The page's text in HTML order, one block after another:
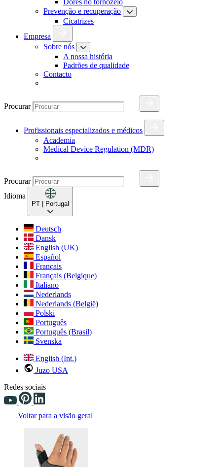
Dores no tornozelo
Prevenção e recuperação
Cicatrizes
Empresa
Sobre nós
A nossa história
Padrões de qualidade
Contacto
Procurar
Profissionais especializados e médicos
Academia
Medical Device Regulation (MDR)
Procurar
Idioma
PT | Portugal
Deutsch
Dansk
English (UK)
Español
Français
Français (Belgique)
Italiano
Nederlands
Nederlands (België)
Polski
Português
Português (Brasil)
Svenska
English (Int.)
Juzo USA
Redes sociais
Voltar para a visão geral